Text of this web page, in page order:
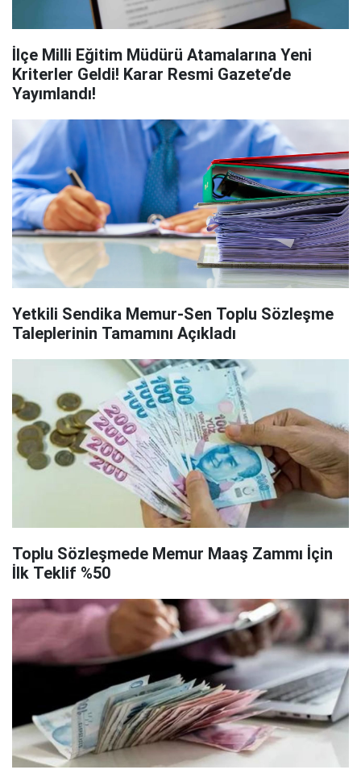
İlçe Milli Eğitim Müdürü Atamalarına Yeni
Kriterler Geldi! Karar Resmi Gazete’de
Yayımlandı!
Yetkili Sendika Memur-Sen Toplu Sözleşme
Taleplerinin Tamamını Açıkladı
Toplu Sözleşmede Memur Maaş Zammı İçin
İlk Teklif %50